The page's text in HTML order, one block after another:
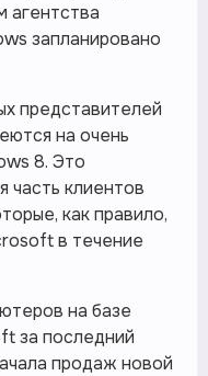
агентства
запланировано
представителей
на очень
8. Это
часть клиентов
как правило,
в течение
на базе
за последний
продаж новой